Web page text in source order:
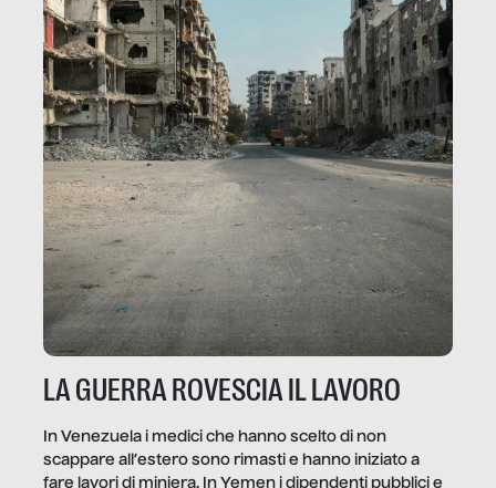
LA GUERRA ROVESCIA IL LAVORO
In Venezuela i medici che hanno scelto di non
scappare all’estero sono rimasti e hanno iniziato a
fare lavori di miniera. In Yemen i dipendenti pubblici e